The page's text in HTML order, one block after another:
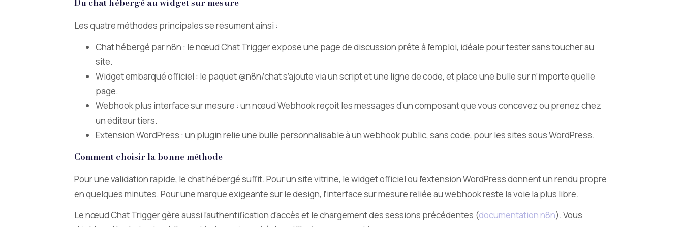
Du chat hébergé au widget sur mesure
Les quatre méthodes principales se résument ainsi :
Chat hébergé par n8n : le nœud Chat Trigger expose une page de discussion prête à l’emploi, idéale pour tester sans toucher au
site.
Widget embarqué officiel : le paquet @n8n/chat s’ajoute via un script et une ligne de code, et place une bulle sur n’importe quelle
page.
Webhook plus interface sur mesure : un nœud Webhook reçoit les messages d’un composant que vous concevez ou prenez chez
un éditeur tiers.
Extension WordPress : un plugin relie une bulle personnalisable à un webhook public, sans code, pour les sites sous WordPress.
Comment choisir la bonne méthode
Pour une validation rapide, le chat hébergé suffit. Pour un site vitrine, le widget officiel ou l’extension WordPress donnent un rendu propre
en quelques minutes. Pour une marque exigeante sur le design, l’interface sur mesure reliée au webhook reste la voie la plus libre.
Le nœud Chat Trigger gère aussi l’authentification d’accès et le chargement des sessions précédentes (documentation n8n). Vous